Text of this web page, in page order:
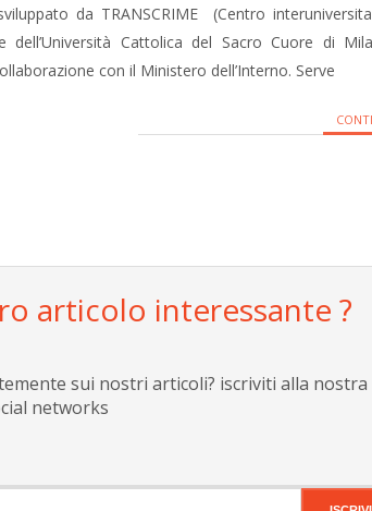
da TRANSCRIME (Centro
dell’Università Cattolica del Sacro Cuore di
con il Ministero dell’Interno. Serve
articolo interessante ?
sui nostri articoli? iscriviti alla nostra
networks